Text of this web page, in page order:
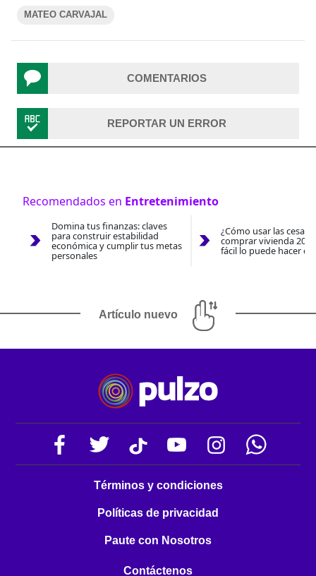
MATEO CARVAJAL
COMENTARIOS
REPORTAR UN ERROR
Recomendados en Entretenimiento
Domina tus finanzas: claves
para construir estabilidad
económica y cumplir tus metas
personales
¿Cómo usar las
comprar vivienda
fácil lo puede hacer
Artículo nuevo
Términos y condiciones
Políticas de privacidad
Paute con Nosotros
Contáctenos